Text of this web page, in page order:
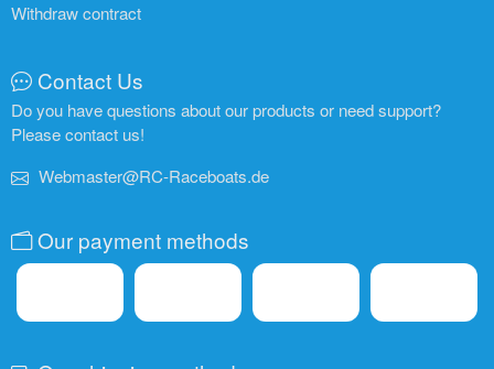
Withdraw contract
Contact Us
Do you have questions about our products or need support?
Please contact us!
Webmaster@RC-Raceboats.de
Our payment methods